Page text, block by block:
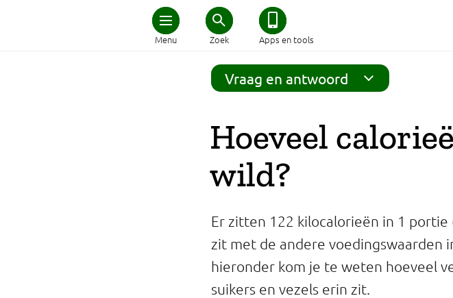
Menu Zoek Apps en tools
Home
Schijf van Vijf
Afvallen
Zwanger en kind
Duurzaam eten
Veilig eten
Vraag en antwoord
Hoeveel
wild?
Er zitten 122 kilocalorieën in 1
zit met de andere voedingswaarden
hieronder kom je te weten hoeveel
suikers en vezels erin zit.